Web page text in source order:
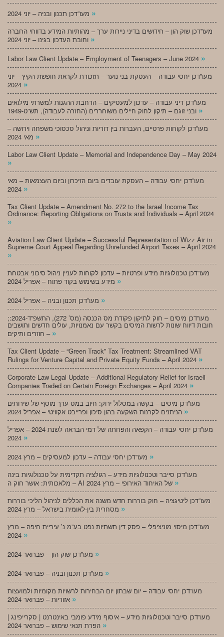
»
מעו”דכן שוק הון – חידושים בדיני ניירות ערך – מהותיות המידע בדווחי החברה
»
Labor Law Client Update – Employment of Teenagers – June 2024 »
מעו”דכן יחסי עבודה – העסקת בני נוער – תזכורת לקראת חופשת הקיץ – יוני
»
מעו”דכן דיני עבודה – עדכון למעסיקים – הרחבת ההגנות למשרתי מילואים
»
מעו”דכן לקוחות פרטיים, העברות בין דוריות וניהול סכסוכי משפחה וירושה –
»
Labor Law Client Update – Memorial and Independence Day – May 2024
»
מעו”דכן יחסי עבודה – העסקת עובדים ביום הזיכרון וביום העצמאות – מאי
»
Tax Client Update – Amendment No. 272 to the Israel Income Tax
Ordinance: Reporting Obligations on Trusts and Individuals – April 2024
»
Aviation Law Client Update – Successful Representation of Wizz Air in
Supreme Court Appeal Regarding Unrefunded Airport Taxes – April 2024
»
מעו”דכן טכנולוגיות מידע ופרטיות – עדכון לקוחות לעניין ניהול סיכוני אבטחת
»
»
;מעו”דכן מיסים – חוק לתיקון פקודת מס הכנסה (מס’ 272), התשפ”ד-2024:
חובות דיווח שונות לרשות המיסים בקשר עם נאמנויות, עולים חדשים ותושבים
חוזרים ותיקים – »
Tax Client Update – “Green Track” Tax Treatment: Streamlined VAT
Rulings for Venture Capital and Private Equity Funds – April 2024 »
Corporate Law Legal Update – Additional Regulatory Relief for Israeli
Companies Traded on Certain Foreign Exchanges – April 2024 »
מעו”דכן מיסים – בקשה במסלול ירוק: חיוב במס ערך מוסף של שירותים
»
מעו”דכן יחסי עבודה – הקפאה והפחתה של דמי הבראה לשנת 2024 – אפריל
»
»
מעו”דכן סייבר וטכנולוגיות מידע – רגולציה תקדימית על טכנולוגיות בינה
»
מעו”דכן ליטיגציה – חוק בוררות חדש משנה את הכללים לניהול הליכי בוררות
»
מעו”דכן מיסוי מוניציפלי – פסק דין תשתיות נפט בע”מ נ’ עיריית חיפה – מרץ
»
»
»
מעו”דכן יחסי עבודה – יום שבתון יום הבחירות לרשויות מקומיות ולמועצות
»
מעו”דכן סייבר וטכנולוגיות מידע – איסוף מידע פומבי באינטרנט | סקרייפינג |
»